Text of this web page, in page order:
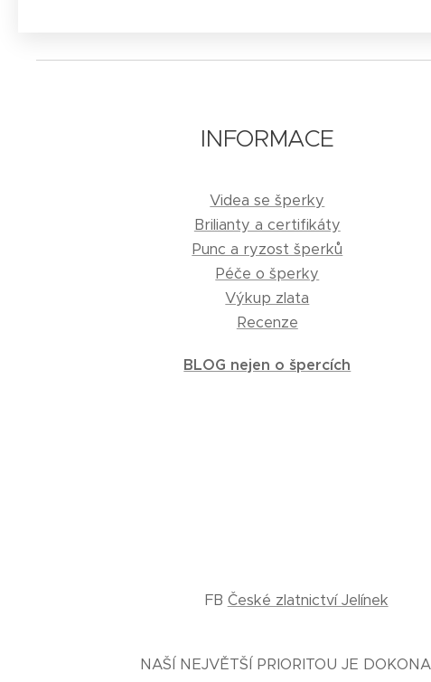
INFORMACE
Videa se šperky
Brilianty a certifikáty
Punc a ryzost šperků
Péče o šperky
Výkup zlata
Recenze
BLOG nejen o špercích
FB České zlatnictví Jelínek
NAŠÍ NEJVĚTŠÍ PRIORITOU JE